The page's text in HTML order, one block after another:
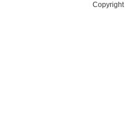
Copyright